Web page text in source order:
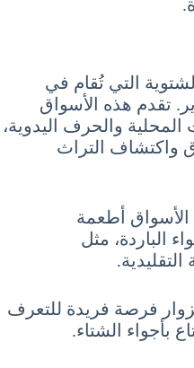
التي تُقام في
تقدم هذه الأسواق
والحرف اليدوية،
واكتشاف التراث
أطعمة
الباردة، مثل
فرصة فريدة للتعرف
بأجواء الشتاء.